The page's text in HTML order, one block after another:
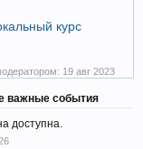
курс
19 авг 2023
важные события
доступна.